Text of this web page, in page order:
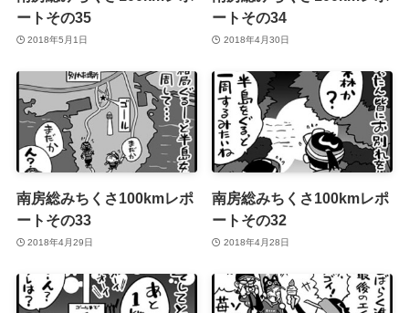
ートその35
2018年5月1日
ートその34
2018年4月30日
南房総みちくさ100kmレポ
ートその33
2018年4月29日
南房総みちくさ100kmレポ
ートその32
2018年4月28日